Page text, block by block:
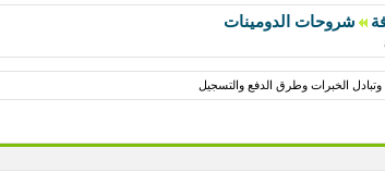
شروحات الدومينات
الخبرات وطرق الدفع والتسجيل